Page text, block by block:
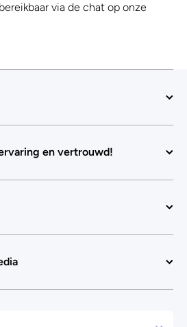
via de chat op onze
en vertrouwd!